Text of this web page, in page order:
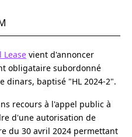
Lease vient d'annoncer
obligataire subordonné
dinars, baptisé "HL 2024-2".
recours à l'appel public à
d'une autorisation de
du 30 avril 2024 permettant